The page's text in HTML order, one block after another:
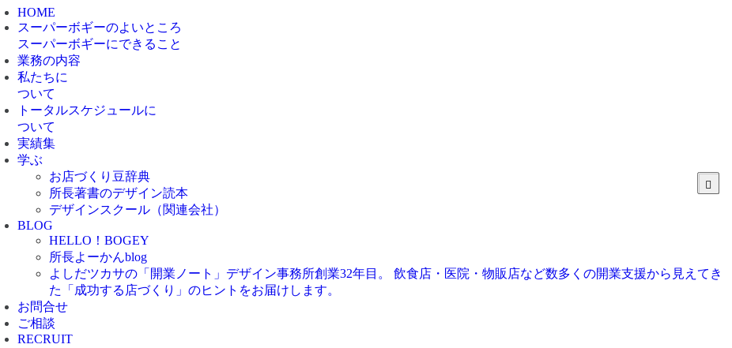
HOME
スーパーボギーのよいところ
スーパーボギーにできること
業務の内容
私たちに
ついて
トータルスケジュールに
ついて
実績集
学ぶ
お店づくり豆辞典
所長著書のデザイン読本
デザインスクール（関連会社）
BLOG
HELLO！BOGEY
所長よーかんblog
よしだツカサの「開業ノート」 デザイン事務所創業32年目。 飲食店・医院・物販店など数多くの開業支援から見えてき
た「成功する店づくり」のヒントをお届けします。
お問合せ
ご相談
RECRUIT